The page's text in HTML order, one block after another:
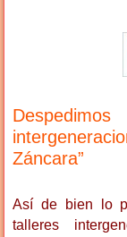
Záncara”
Así de bien lo
talleres